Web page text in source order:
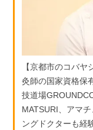
【京都市のコバ
灸師の国家資格保
技道場
MATSURI、アマ
ングドクターも経